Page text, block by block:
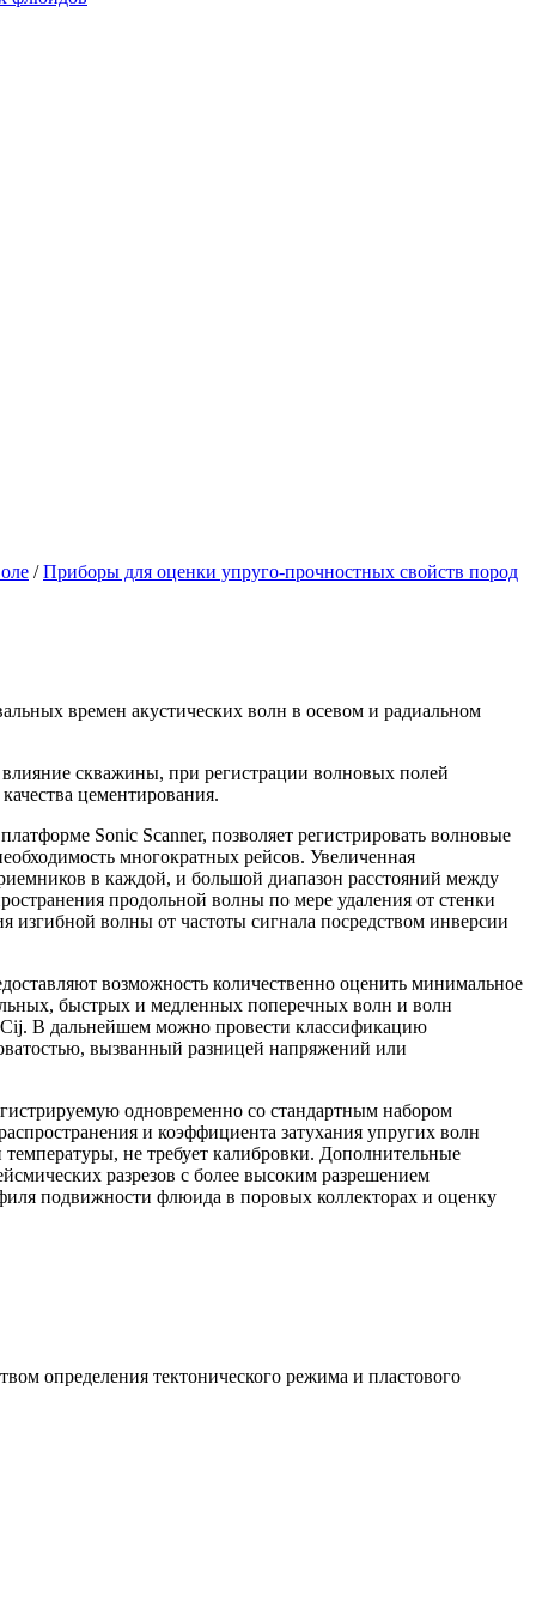
/Приборы для оценки упруго-прочностных свойств пород
времен акустических волн в осевом и радиальном
скважины, при регистрации волновых полей
цементирования.
Sonic Scanner, позволяет регистрировать волновые
многократных рейсов. Увеличенная
в каждой, и большой диапазон расстояний между
продольной волны по мере удаления от стенки
волны от частоты сигнала посредством инверсии
возможность количественно оценить минимальное
быстрых и медленных поперечных волн и волн
Сij. В дальнейшем можно провести классификацию
вызванный разницей напряжений или
одновременно со стандартным набором
и коэффициента затухания упругих волн
не требует калибровки. Дополнительные
разрезов с более высоким разрешением
подвижности флюида в поровых коллекторах и оценку
определения тектонического режима и пластового